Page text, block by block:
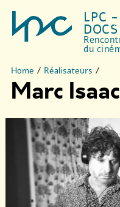
LPC -
DOCS
du
Home / Réalisateurs /
Marc